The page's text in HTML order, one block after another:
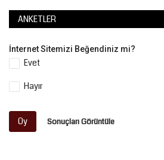
ANKETLER
İnternet Sitemizi Beğendiniz mi?
Evet
Hayır
Oy Sonuçları Görüntüle